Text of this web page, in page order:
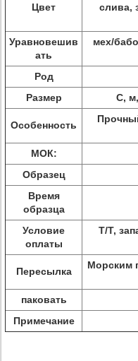
Цвет
слива,
Уравновешив
ать
мех/
Род
Размер
С,
Особенность
МОК:
Образец
Время
образца
Условие
оплаты
Т/Т,
Пересылка
Морским
паковать
Примечание